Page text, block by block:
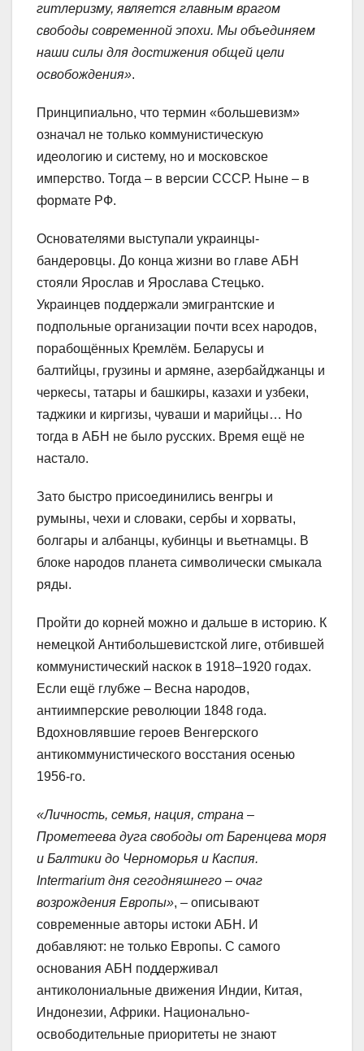
гитлеризму, является главным врагом
свободы современной эпохи. Мы объединяем
наши силы для достижения общей цели
освобождения».
Принципиально, что термин «большевизм»
означал не только коммунистическую
идеологию и систему, но и московское
имперство. Тогда – в версии СССР. Ныне – в
формате РФ.
Основателями выступали украинцы-
бандеровцы. До конца жизни во главе АБН
стояли Ярослав и Ярослава Стецько.
Украинцев поддержали эмигрантские и
подпольные организации почти всех народов,
порабощённых Кремлём. Беларусы и
балтийцы, грузины и армяне, азербайджанцы и
черкесы, татары и башкиры, казахи и узбеки,
таджики и киргизы, чуваши и марийцы… Но
тогда в АБН не было русских. Время ещё не
настало.
Зато быстро присоединились венгры и
румыны, чехи и словаки, сербы и хорваты,
болгары и албанцы, кубинцы и вьетнамцы. В
блоке народов планета символически смыкала
ряды.
Пройти до корней можно и дальше в историю. К
немецкой Антибольшевистской лиге, отбившей
коммунистический наскок в 1918–1920 годах.
Если ещё глубже – Весна народов,
антиимперские революции 1848 года.
Вдохновлявшие героев Венгерского
антикоммунистического восстания осенью
1956-го.
«Личность, семья, нация, страна –
Прометеева дуга свободы от Баренцева моря
и Балтики до Черноморья и Каспия.
Intermarium дня сегодняшнего – очаг
возрождения Европы», – описывают
современные авторы истоки АБН. И
добавляют: не только Европы. С самого
основания АБН поддерживал
антиколониальные движения Индии, Китая,
Индонезии, Африки. Национально-
освободительные приоритеты не знают